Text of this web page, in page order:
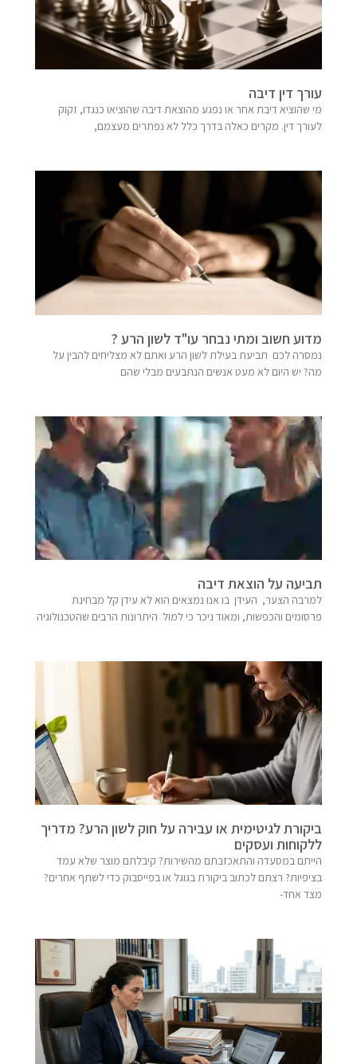
עורך דין דיבה
מי שהוציא דיבת אחר או נפגע מהוצאת דיבה שהוציאו כנגדו, זקוק
לעורך דין. מקרים כאלה בדרך כלל לא נפתרים מעצמם,
מדוע חשוב ומתי נבחר עו"ד לשון הרע ?
נמסרה לכם תביעת בעילת לשון הרע ואתם לא מצליחים להבין על
מה? יש היום לא מעט אנשים הנתבעים מבלי שהם
תביעה על הוצאת דיבה
למרבה הצער, העידן בו אנו נמצאים הוא לא עידן קל מבחינת
פרסומים והכפשות, ומאוד ניכר כי למול היתרונות הרבים שהטכנולוגיה
ביקורת לגיטימית או עבירה על חוק לשון הרע? מדריך
ללקוחות ועסקים
הייתם במסעדה והתאכזבתם מהשירות? קיבלתם מוצר שלא עמד
בציפיות? רצתם לכתוב ביקורת בגוגל או בפייסבוק כדי לשתף אחרים?
מצד אחד-